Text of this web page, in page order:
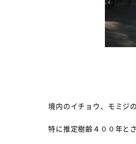
境内のイチョウ、モミジ
特に推定樹齢４００年と